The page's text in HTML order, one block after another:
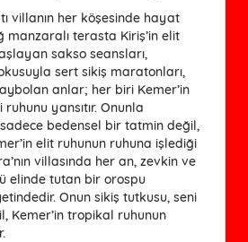
villanın her köşesinde hayat
manzaralı terasta Kiriş’in elit
sakso seansları,
sert sikiş maratonları,
anlar; her biri Kemer’in
yansıtır. Onunla
bedensel bir tatmin değil,
elit ruhunun ruhuna işlediği
villasında her an, zevkin ve
elinde tutan bir orospu
Onun sikiş tutkusu, seni
Kemer’in tropikal ruhunun